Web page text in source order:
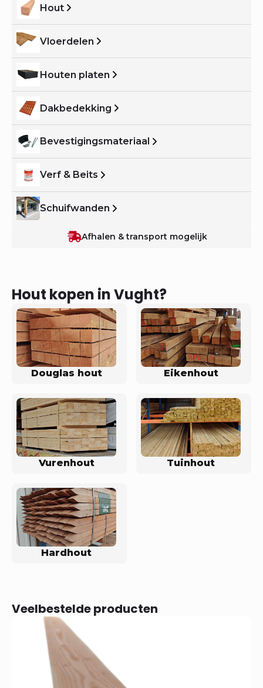
Hout
Vloerdelen
Houten platen
Dakbedekking
Bevestigingsmateriaal
Verf & Beits
Schuifwanden
Afhalen & transport mogelijk
Hout kopen in Vught?
Douglas hout Eikenhout
Vurenhout Tuinhout
Hardhout
Veelbestelde producten